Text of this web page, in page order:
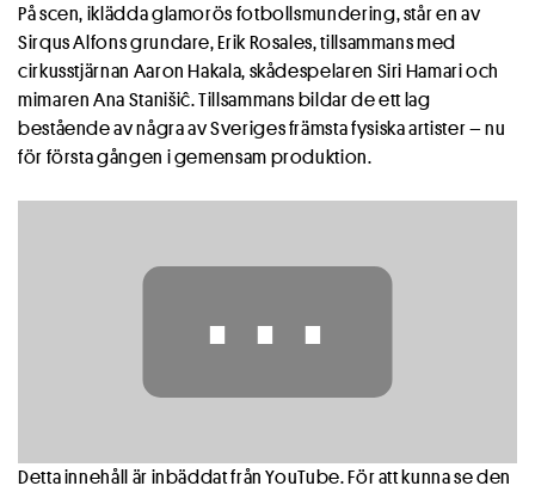
På scen, iklädda glamorös fotbollsmundering, står en av
Sirqus Alfons grundare, Erik Rosales, tillsammans med
cirkusstjärnan Aaron Hakala, skådespelaren Siri Hamari och
mimaren Ana Stanišiĉ. Tillsammans bildar de ett lag
bestående av några av Sveriges främsta fysiska artister – nu
för första gången i gemensam produktion.
⋯
Detta innehåll är inbäddat från YouTube. För att kunna se den